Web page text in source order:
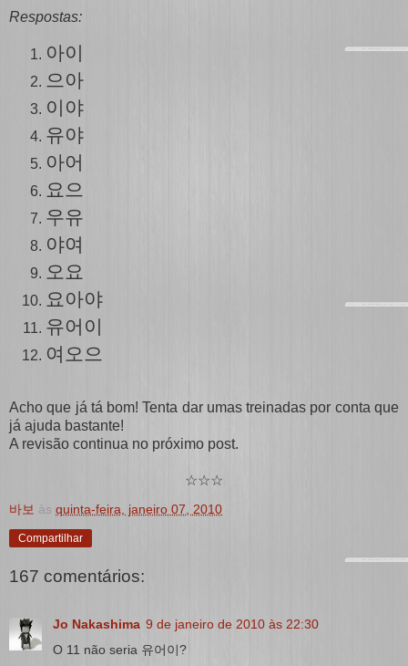
Respostas:
아이
으아
이야
유야
아어
요으
우유
야여
오요
요아야
유어 이
여오으
Acho que já tá bom! Tenta dar umas treinadas por conta que
já ajuda bastante!
A revisão continua no próximo post.
☆☆☆
바보 às quinta-feira, janeiro 07, 2010
Compartilhar
167 comentários:
Jo Nakashima 9 de janeiro de 2010 às 22:30
O 11 não seria 유어이?